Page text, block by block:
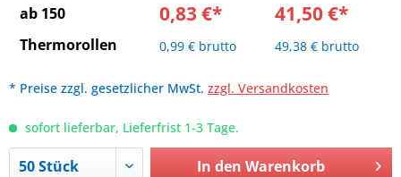
ab 150
Thermorollen
0,83 €*
0,99 € brutto
41,50 €*
49,38 € brutto
* Preise zzgl. gesetzlicher MwSt. zzgl. Versandkosten
sofort lieferbar, Lieferfrist 1-3 Tage.
In den Warenkorb